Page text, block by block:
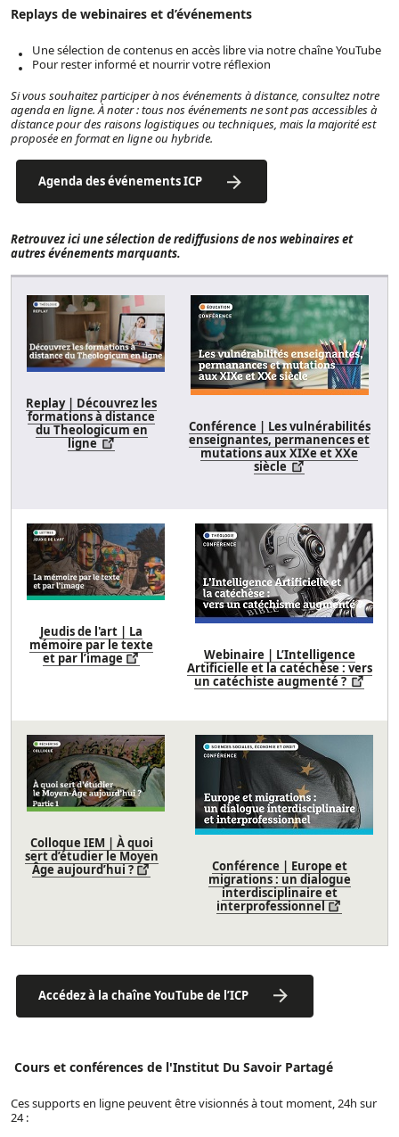
Replays de webinaires et d’événements
Une sélection de contenus en accès libre via notre chaîne YouTube
Pour rester informé et nourrir votre réflexion
Si vous souhaitez participer à nos événements à distance, consultez notre
agenda en ligne. À noter : tous nos événements ne sont pas accessibles à
distance pour des raisons logistiques ou techniques, mais la majorité est
proposée en format en ligne ou hybride.
Agenda des événements ICP
Retrouvez ici une sélection de rediffusions de nos webinaires et
autres événements marquants.
Replay | Découvrez les
formations à distance
du Theologicum en
ligne
Conférence | Les vulnérabilités
enseignantes, permanences et
mutations aux XIXe et XXe
siècle
Jeudis de l'art | La
mémoire par le texte
et par l’image
Webinaire | L’Intelligence
Artificielle et la catéchèse : vers
un catéchiste augmenté ?
Colloque IEM | À quoi
sert d’étudier le Moyen
Âge aujourd’hui ?
Conférence | Europe et
migrations : un dialogue
interdisciplinaire et
interprofessionnel
Accédez à la chaîne YouTube de l’ICP
Cours et conférences de l'Institut Du Savoir Partagé
Ces supports en ligne peuvent être visionnés à tout moment, 24h sur
24 :